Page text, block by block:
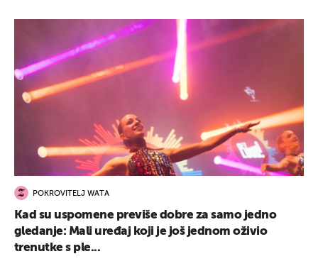
POKROVITELJ WATA
Kad su uspomene previše dobre za samo jedno
gledanje: Mali uređaj koji je još jednom oživio
trenutke s ple...